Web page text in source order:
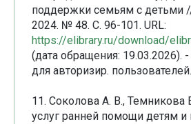
поддержки семьям с детьми
2024. № 48. С. 96-101. URL:
https://elibrary.ru/download/
(дата обращения: 19.03.2026).
для авторизир. пользователей.
11. Соколова А. В.,
услуг ранней помощи детям и